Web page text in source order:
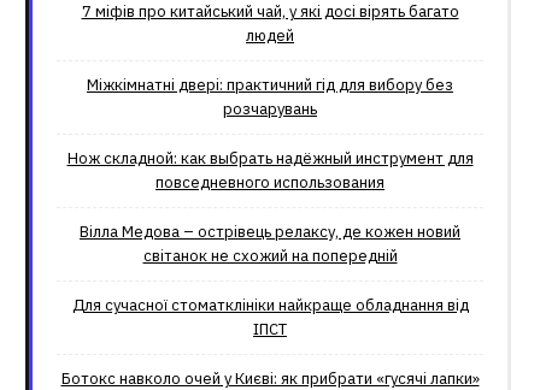
7 міфів про китайський чай, у які досі вірять багато
людей
Міжкімнатні двері: практичний гід для вибору без
розчарувань
Нож складной: как выбрать надёжный инструмент для
повседневного использования
Вілла Медова – острівець релаксу, де кожен новий
світанок не схожий на попередній
Для сучасної стоматклініки найкраще обладнання від
ІПСТ
Ботокс навколо очей у Києві: як прибрати «гусячі лапки»